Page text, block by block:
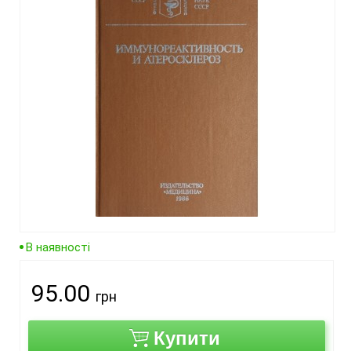
В наявності
95.00 грн
Купити